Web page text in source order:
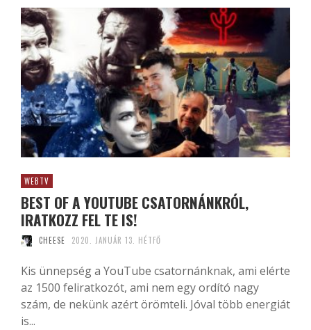
WEBTV
BEST OF A YOUTUBE CSATORNÁNKRÓL,
IRATKOZZ FEL TE IS!
CHEESE 2020. JANUÁR 13. HÉTFŐ
Kis ünnepség a YouTube csatornánknak, ami elérte
az 1500 feliratkozót, ami nem egy ordító nagy
szám, de nekünk azért örömteli. Jóval több energiát
is...